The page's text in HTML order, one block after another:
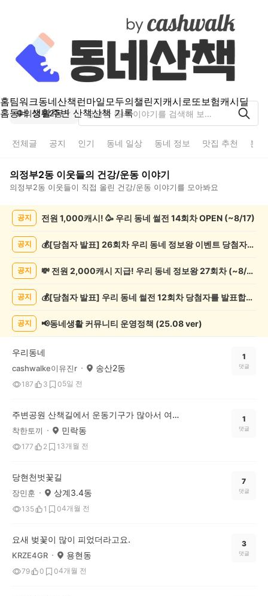
홈팀워크동네산책 런마일모두의챌린지캐시로또보험캐시딜
홈동네 생활주변 산책산책 기록
의정부2동
전체글 공지 인기 동네 일상 동네 정보 맛집 추천 분
의정부2동 이웃들의 건강/운동 이야기
의정부2동 이웃들이 직접 올린 건강/운동 이야기를 모아봐요
강/
글
공지 전원 1,000캐시! 🥳 우리 동네 썰전 14회차 OPEN (~8/17)
공지 💰[당첨자 발표] 26회차 우리 동네 정보왕 이벤트 당첨자를 발표합니다!
공지 💸 전원 2,000캐시 지급! 우리 동네 정보왕 27회차 (~8/10)
공지 💰[당첨자 발표] 우리 동네 썰전 12회차 당첨자를 발표합니다!
공지 📢동네생활 커뮤니티 운영정책 (25.08 ver)
우리동네
cashwalke이유진r 송산2동
187 3 05일 전
1
댓글
주변공원 산책길에서 운동기구가 많아서 여러가지 운동을 가볍게 하고나니 기분도 업되고 몸건강에도 도움이 많이 되는것 같네요~^^
착한토끼 민락동
177 2 1 3개월 전
1
댓글
당현천벗꽃길
장민훈 상계3.4동
135 1 04개월 전
7
댓글
요새 벚꽃이 많이 피었더라고요.
KRZE4GR 용현동
79 0 04개월 전
3
댓글